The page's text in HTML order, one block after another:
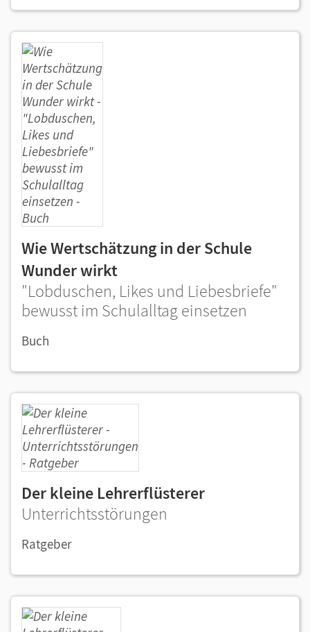
Wie Wertschätzung in der Schule
Wunder wirkt
"Lobduschen, Likes und Liebesbriefe"
bewusst im Schulalltag einsetzen
Buch
Der kleine Lehrerflüsterer
Unterrichtsstörungen
Ratgeber